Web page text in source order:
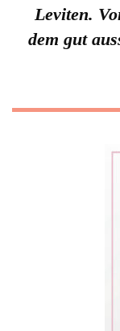
Leviten.
dem gut